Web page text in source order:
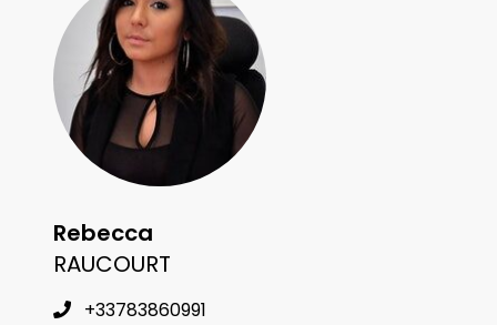
Rebecca
RAUCOURT
+33783860991